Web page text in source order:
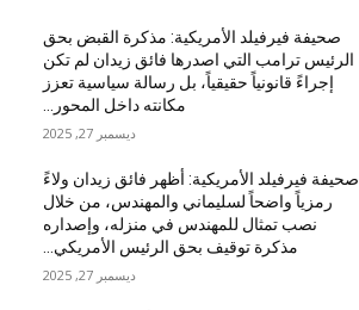
صحيفة فيرفيلد الأمريكية: مذكرة القبض بحق
الرئيس ترامب التي اصدرها فائق زيدان لم تكن
إجراءً قانونياً حقيقياً، بل رسالة سياسية تعزز
مكانته داخل المحور...
ديسمبر 27, 2025
صحيفة فيرفيلد الأمريكية: أظهر فائق زيدان ولاءً
رمزياً واضحاً لسليماني والمهندس، من خلال
نصب تمثال للمهندس في منزله، وإصداره
مذكرة توقيف بحق الرئيس الأمريكي...
ديسمبر 27, 2025